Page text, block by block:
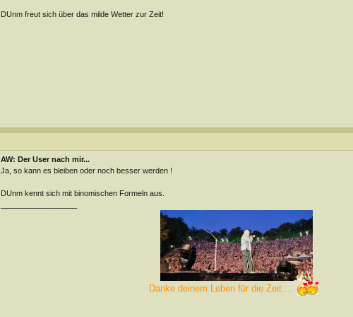
DUnm freut sich über das milde Wetter zur Zeit!
AW: Der User nach mir...
Ja, so kann es bleiben oder noch besser werden !
DUnm kennt sich mit binomischen Formeln aus.
Danke deinem Leben für die Zeit....